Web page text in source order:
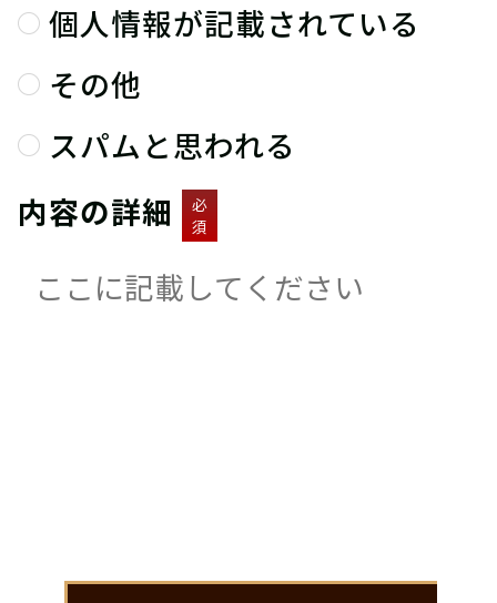
個人情報が記載されている
その他
スパムと思われる
内容の詳細
必
須